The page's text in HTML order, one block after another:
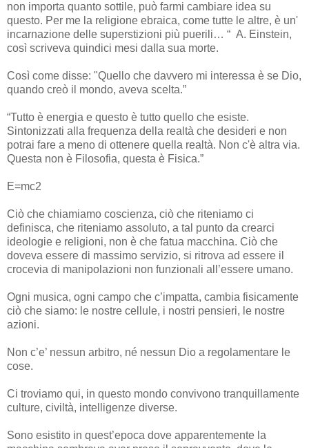
non importa quanto sottile, può farmi cambiare idea su
questo. Per me la religione ebraica, come tutte le altre, è un'
incarnazione delle superstizioni più puerili… “ A. Einstein,
così scriveva quindici mesi dalla sua morte.
Così come disse: "Quello che davvero mi interessa è se Dio,
quando creò il mondo, aveva scelta.”
“Tutto è energia e questo è tutto quello che esiste.
Sintonizzati alla frequenza della realtà che desideri e non
potrai fare a meno di ottenere quella realtà. Non c'è altra via.
Questa non è Filosofia, questa è Fisica.”
E=mc2
Ciò che chiamiamo coscienza, ciò che riteniamo ci
definisca, che riteniamo assoluto, a tal punto da crearci
ideologie e religioni, non è che fatua macchina. Ciò che
doveva essere di massimo servizio, si ritrova ad essere il
crocevia di manipolazioni non funzionali all’essere umano.
Ogni musica, ogni campo che c’impatta, cambia fisicamente
ciò che siamo: le nostre cellule, i nostri pensieri, le nostre
azioni.
Non c’e’ nessun arbitro, né nessun Dio a regolamentare le
cose.
Ci troviamo qui, in questo mondo convivono tranquillamente
culture, civiltà, intelligenze diverse.
Sono esistito in quest’epoca dove apparentemente la